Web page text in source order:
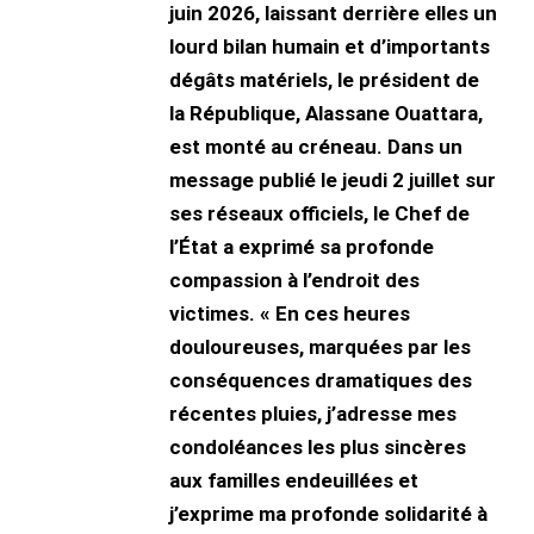
juin 2026, laissant derrière elles un
lourd bilan humain et d’importants
dégâts matériels, le président de
la République, Alassane Ouattara,
est monté au créneau. Dans un
message publié le jeudi 2 juillet sur
ses réseaux officiels, le Chef de
l’État a exprimé sa profonde
compassion à l’endroit des
victimes. « En ces heures
douloureuses, marquées par les
conséquences dramatiques des
récentes pluies, j’adresse mes
condoléances les plus sincères
aux familles endeuillées et
j’exprime ma profonde solidarité à